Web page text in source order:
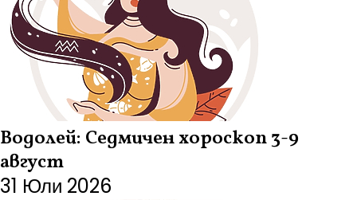
Водолей: Седмичен хороскоп 3-9
август
31 Юли 2026